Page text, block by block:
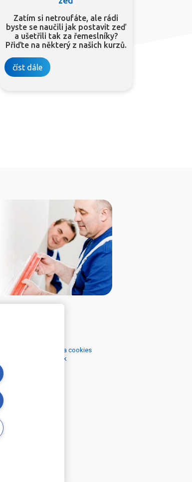
Zatím si netroufáte, ale rádi
byste se naučili jak postavit zeď
a ušetřili tak za řemeslníky?
Přiďte na některý z našich kurzů.
číst dále
osobních údajů a cookies
osobních údajů k